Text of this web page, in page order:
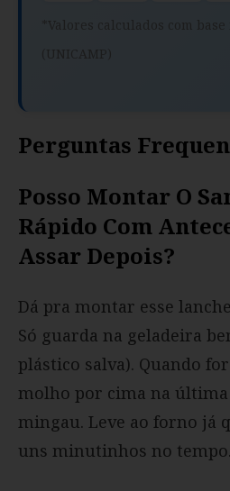
Perguntas
Posso Montar O
Rápido Com
Assar Depois?
Dá pra montar esse
Só guarda na geladeira
plástico salva). Quando
molho por cima na
mingau. Leve ao forno já
uns minutinhos no tempo.